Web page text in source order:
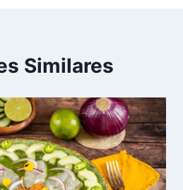
Similares